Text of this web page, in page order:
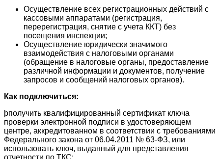
Осуществление всех регистрационных действий с
кассовыми аппаратами (регистрация,
перерегистрация, снятие с учета ККТ) без
посещения инспекции;
Осуществление юридически значимого
взаимодействия с налоговыми органами
(обращение в налоговые органы, предоставление
различной информации и документов, получение
запросов и сообщений налоговых органов).
Как подключиться:
þполучить квалифицированный сертификат ключа
проверки электронной подписи в удостоверяющем
центре, аккредитованном в соответствии с требованиями
Федерального закона от 06.04.2011 № 63-ФЗ, или
использовать ключ, выданный для представления
отчетности по ТКС;